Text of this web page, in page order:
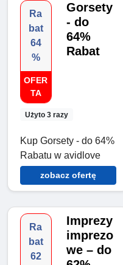
Ra
bat
64
%
OFER
TA
Użyto 3 razy
Gorsety
- do
64%
Rabat
Kup Gorsety - do 64%
Rabatu w avidlove
zobacz ofertę
Ra
bat
62
Imprezy
imprezo
we – do